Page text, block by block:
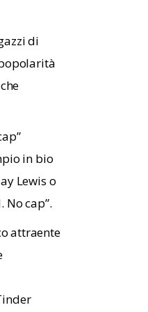
di
in bio
Lewis o
cap”.
attraente